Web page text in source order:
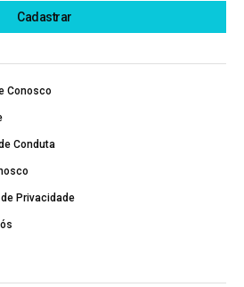
Conosco
Conduta
Privacidade